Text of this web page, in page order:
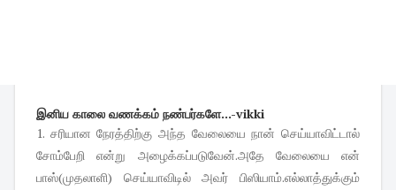
இனிய காலை வணக்கம் நண்பர்களே...-vikki
1. சரியான நேரத்திற்கு அந்த வேலையை நான் செய்யாவிட்டால்
சோம்பேறி என்று அழைக்கப்படுவேன்.அதே வேலையை என்
பாஸ்(முதலாளி) செய்யாவிடில் அவர் பிஸியாம்.எல்லாத்துக்கும்